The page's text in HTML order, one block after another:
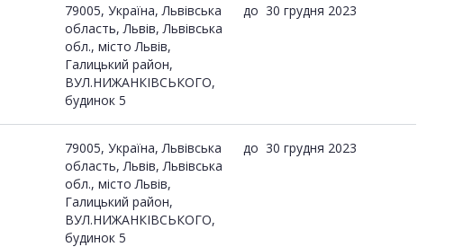
79005, Україна, Львівська
область, Львів, Львівська
обл., місто Львів,
Галицький район,
ВУЛ.НИЖАНКІВСЬКОГО,
будинок 5
до 30 грудня 2023
79005, Україна, Львівська
область, Львів, Львівська
обл., місто Львів,
Галицький район,
ВУЛ.НИЖАНКІВСЬКОГО,
будинок 5
до 30 грудня 2023